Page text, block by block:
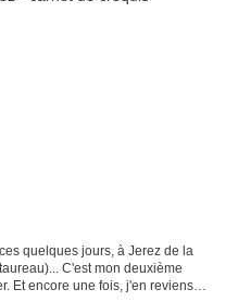
quelques jours, à Jerez de la
C'est mon deuxième
Et encore une fois, j'en reviens